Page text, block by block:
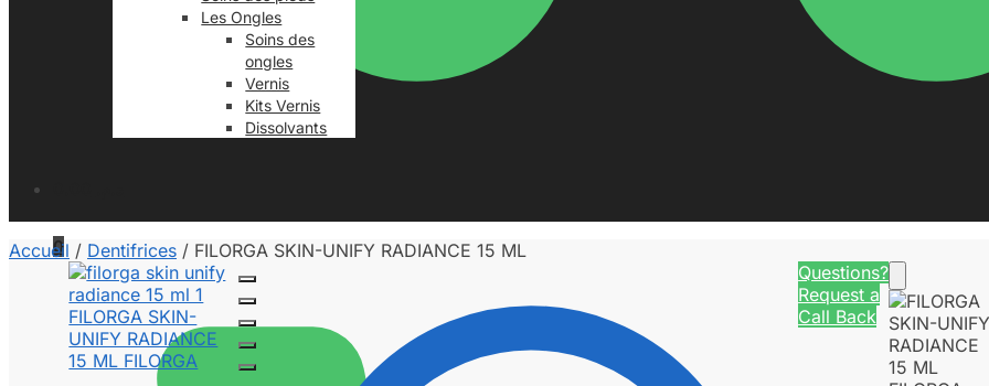
0
Les Ongles
Soins des
ongles
Vernis
Kits Vernis
Dissolvants
Accueil / Dentifrices / FILORGA SKIN-UNIFY RADIANCE 15 ML
Questions?
Request a
Call Back